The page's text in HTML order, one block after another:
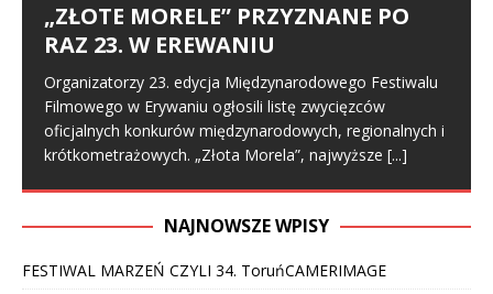
„ZŁOTE MORELE” PRZYZNANE PO
RAZ 23. W EREWANIU
Organizatorzy 23. edycja Międzynarodowego Festiwalu
Filmowego w Erywaniu ogłosili listę zwycięzców
oficjalnych konkurów międzynarodowych, regionalnych i
krótkometrażowych. „Złota Morela”, najwyższe [...]
NAJNOWSZE WPISY
FESTIWAL MARZEŃ CZYLI 34. ToruńCAMERIMAGE